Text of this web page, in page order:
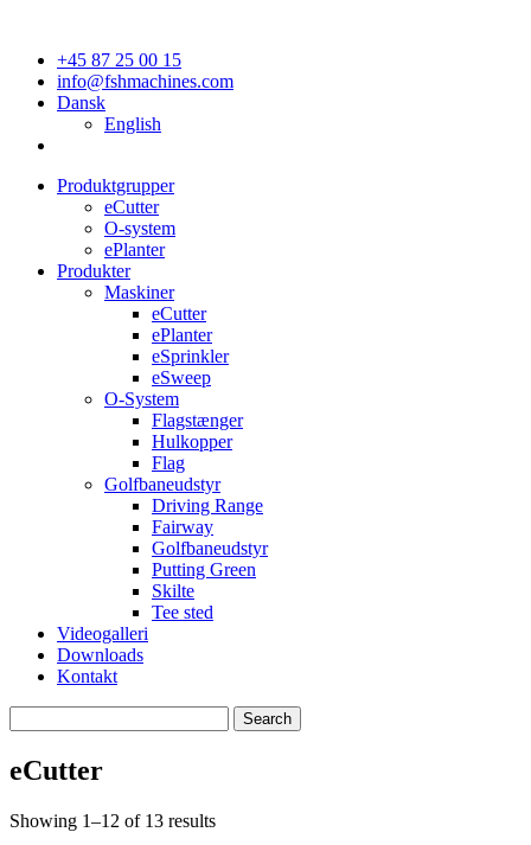
+45 87 25 00 15
info@fshmachines.com
Dansk
English
Produktgrupper
eCutter
O-system
ePlanter
Produkter
Maskiner
eCutter
ePlanter
eSprinkler
eSweep
O-System
Flagstænger
Hulkopper
Flag
Golfbaneudstyr
Driving Range
Fairway
Golfbaneudstyr
Putting Green
Skilte
Tee sted
Videogalleri
Downloads
Kontakt
for:
eCutter
Showing 1–12 of 13 results